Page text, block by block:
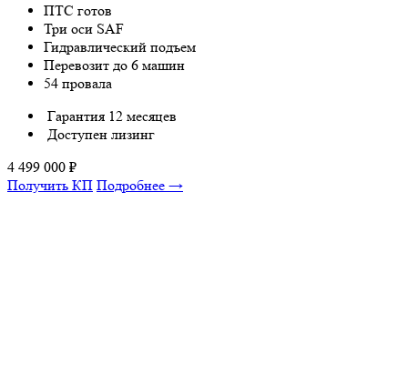
ПТС готов
Три оси SAF
Гидравлический подъем
Перевозит до 6 машин
54 провала
Гарантия 12 месяцев
Доступен лизинг
4 499 000 ₽
Получить КП Подробнее →